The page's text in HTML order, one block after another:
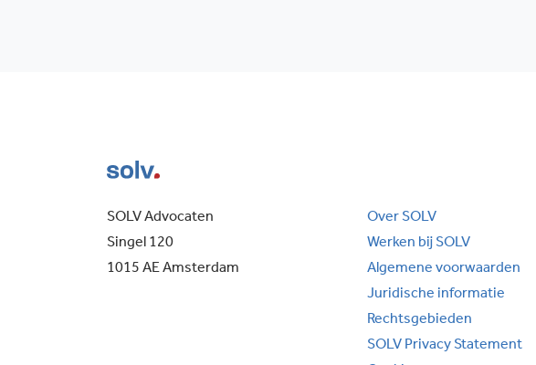
SOLV Advocaten
Singel 120
1015 AE Amsterdam
Over SOLV
Werken bij SOLV
Algemene voorwaarden
Juridische informatie
Rechtsgebieden
SOLV Privacy Statement